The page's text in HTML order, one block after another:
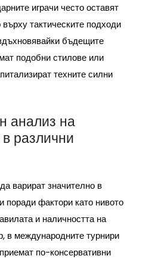
играчи често оставят
тактическите подходи
бъдещите
подобни стилове или
техните силни
анализ на
в различни
варират значително в
поради фактори като нивото
и наличността на
в международните турнири
по-консервативни